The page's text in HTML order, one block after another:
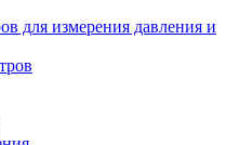
для измерения давления и